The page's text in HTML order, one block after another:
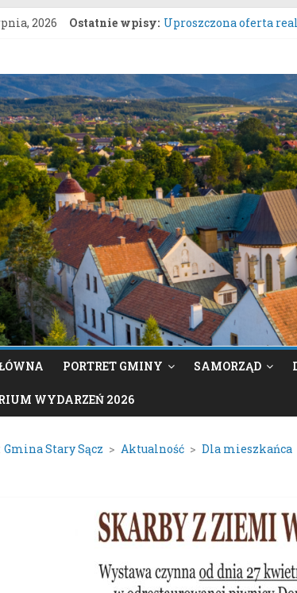
2026 Ostatnie wpisy: Uproszczona oferta
Konkurs Wieńców
Zgłaszanie uwag do
Konsultacje społeczne
PORTRET GMINY SAMORZĄD
WYDARZEŃ 2026
Gmina Stary Sącz > Aktualność > Dla mieszkańca